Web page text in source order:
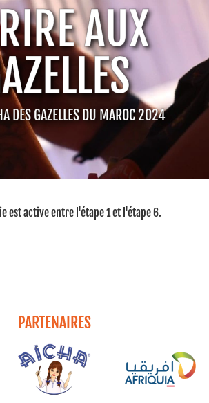
AUX
DES GAZELLES DU MAROC 2024
est active entre l'étape 1 et l'étape 6.
PARTENAIRES